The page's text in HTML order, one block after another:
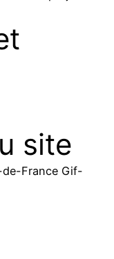
site
de-France Gif-